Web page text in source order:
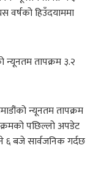
वर्षको हिउँदयाममा
न्यूनतम तापक्रम ३.२
न्यूनतम तापक्रम
पछिल्लो अपडेट
६ बजे सार्वजनिक गर्दछ